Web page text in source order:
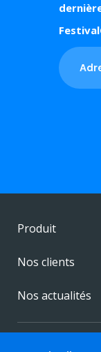
Produit
Nos clients
Nos actualités